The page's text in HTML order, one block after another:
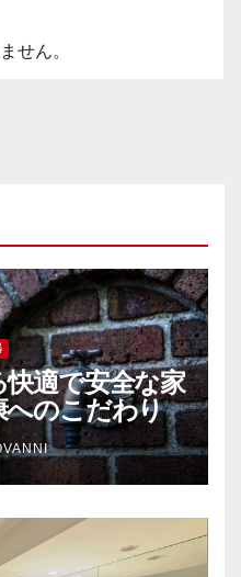
せん。
適で安全な家
へのこだわり